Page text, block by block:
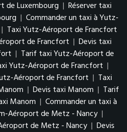
de Luxembourg | Réserver taxi
| Commander un taxi à Yutz-
| Taxi Yutz-Aéroport de Francfort
de Francfort | Devis taxi
| Tarif taxi Yutz-Aéroport de
Yutz-Aéroport de Francfort |
Aéroport de Francfort | Taxi
| Devis taxi Manom | Tarif
Manom | Commander un taxi à
Aéroport de Metz - Nancy |
de Metz - Nancy | Devis